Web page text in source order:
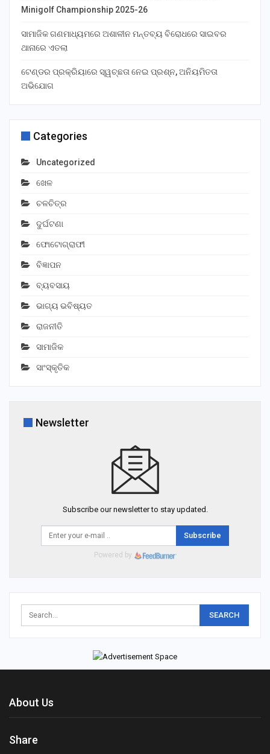
Minigolf Championship 2025-26
ସାମାଜିକ ଗଣମାଧ୍ୟମରେ ଅଶାଳୀନ ମନ୍ତବ୍ୟ ବିରୋଧରେ ସାଇବର
ଥାନାରେ ଏତଲା
ଟେଣ୍ଡର ପ୍ରକ୍ରିୟାରେ ସ୍ୱଚ୍ଛତା ନେଇ ପ୍ରଶ୍ନ, ଅନିୟମିତତା
ଅଭିଯୋଗ
Categories
Uncategorized
ଖେଳ
ଚଳଚିତ୍ର
ଦୁର୍ଘଟଣା
ଫୋଟୋଗ୍ରାଫୀ
ବିଜ୍ଞାପନ
ବ୍ୟବସାୟ
ଭାଗ୍ୟ ଭବିଷ୍ୟତ
ରାଜନୀତି
ସାମାଜିକ
ସାଂସ୍କୃତିକ
Newsletter
Subscribe our newsletter to stay updated.
Subscribe
Powered by
About Us
Share